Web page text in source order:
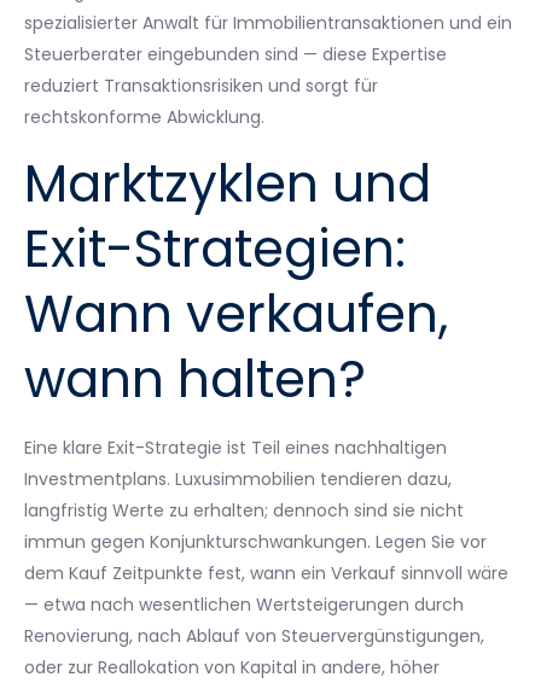
spezialisierter Anwalt für Immobilientransaktionen und ein
Steuerberater eingebunden sind — diese Expertise
reduziert Transaktionsrisiken und sorgt für
rechtskonforme Abwicklung.
Marktzyklen und
Exit-Strategien:
Wann verkaufen,
wann halten?
Eine klare Exit-Strategie ist Teil eines nachhaltigen
Investmentplans. Luxusimmobilien tendieren dazu,
langfristig Werte zu erhalten; dennoch sind sie nicht
immun gegen Konjunkturschwankungen. Legen Sie vor
dem Kauf Zeitpunkte fest, wann ein Verkauf sinnvoll wäre
— etwa nach wesentlichen Wertsteigerungen durch
Renovierung, nach Ablauf von Steuervergünstigungen,
oder zur Reallokation von Kapital in andere, höher